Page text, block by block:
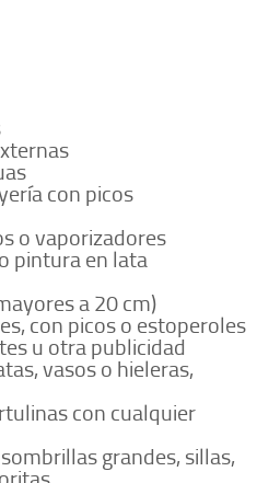
con picos
o vaporizadores
pintura en lata
a 20 cm)
con picos o estoperoles
u otra publicidad
vasos o hieleras,
con cualquier
grandes, sillas,